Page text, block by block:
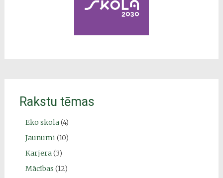
Rakstu tēmas
Eko skola (4)
Jaunumi (10)
Karjera (3)
Mācības (12)